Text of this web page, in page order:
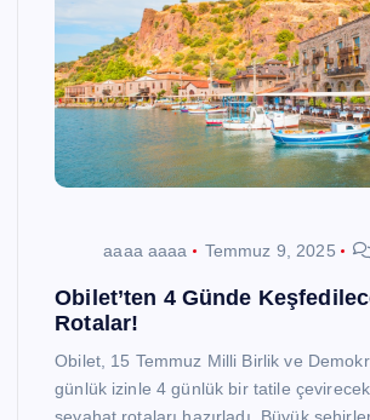
aaaa aaaa Temmuz 9, 2025
Obilet’ten 4 Günde
Rotalar!
Obilet, 15 Temmuz Milli Birlik ve
günlük izinle 4 günlük bir tatile